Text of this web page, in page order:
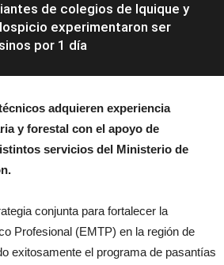
de colegios de Iquique y
experimentaron ser
por 1 día
adquieren experiencia
y forestal con el apoyo de
servicios del Ministerio de
conjunta para fortalecer la
Profesional (EMTP) en la región de
exitosamente el programa de pasantías